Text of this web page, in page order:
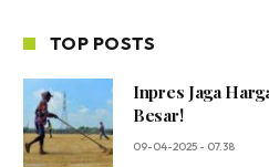
TOP POSTS
Inpres Jaga
Besar!
09-04-2025 - 07.38